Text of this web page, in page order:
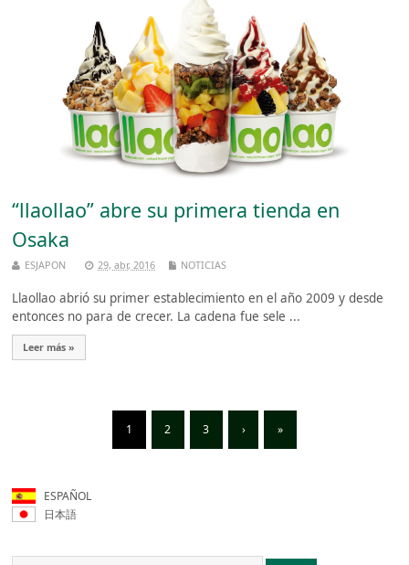
“llaollao” abre su primera tienda en
Osaka
ESJAPON 29, abr, 2016 NOTICIAS
Llaollao abrió su primer establecimiento en el año 2009 y desde
entonces no para de crecer. La cadena fue sele ...
Leer más »
1 2 3 › »
ESPAÑOL
日本語